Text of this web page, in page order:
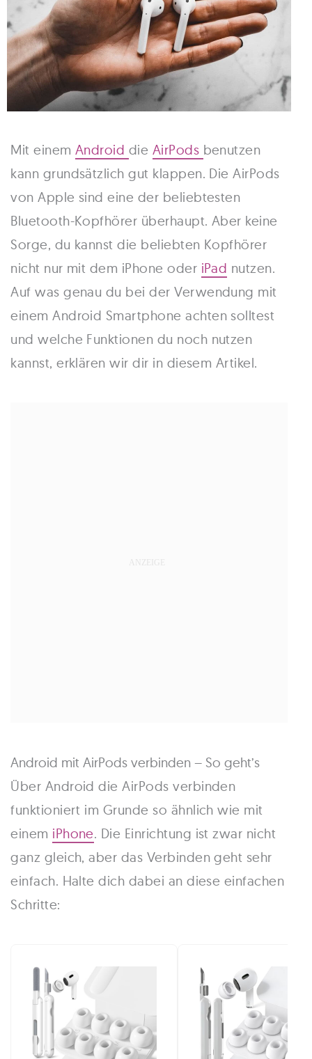
Mit einem Android die AirPods benutzen
kann grundsätzlich gut klappen. Die AirPods
von Apple sind eine der beliebtesten
Bluetooth-Kopfhörer überhaupt. Aber keine
Sorge, du kannst die beliebten Kopfhörer
nicht nur mit dem iPhone oder iPad nutzen.
Auf was genau du bei der Verwendung mit
einem Android Smartphone achten solltest
und welche Funktionen du noch nutzen
kannst, erklären wir dir in diesem Artikel.
Android mit AirPods verbinden – So geht’s
Über Android die AirPods verbinden
funktioniert im Grunde so ähnlich wie mit
einem iPhone. Die Einrichtung ist zwar nicht
ganz gleich, aber das Verbinden geht sehr
einfach. Halte dich dabei an diese einfachen
Schritte: